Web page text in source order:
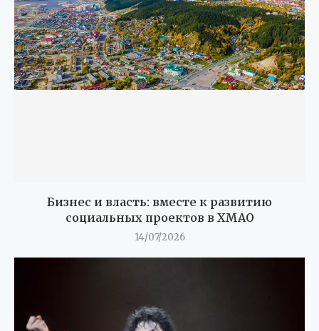
Бизнес и власть: вместе к развитию
социальных проектов в ХМАО
14/07/2026